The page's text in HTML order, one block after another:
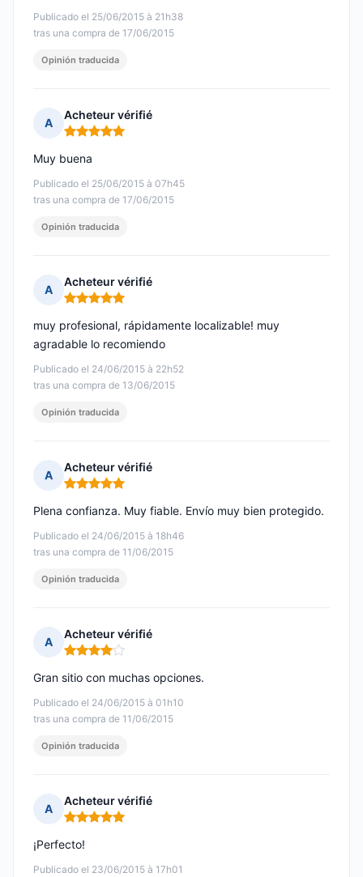
Publicado el 25/06/2015 à 21h38
tras una compra de 17/06/2015
Opinión traducida
A
Acheteur vérifié
Nota: 5 de 5
Publicado el 25/06/2015 à 07h45
tras una compra de 17/06/2015
Muy buena
Opinión traducida
A
Acheteur vérifié
Nota: 5 de 5
Publicado el 24/06/2015 à 22h52
tras una compra de 13/06/2015
muy profesional, rápidamente localizable! muy
agradable lo recomiendo
Opinión traducida
A
Acheteur vérifié
Nota: 5 de 5
Publicado el 24/06/2015 à 18h46
tras una compra de 11/06/2015
Plena confianza. Muy fiable. Envío muy bien protegido.
Opinión traducida
A
Acheteur vérifié
Nota: 4 de 5
Publicado el 24/06/2015 à 01h10
tras una compra de 11/06/2015
Gran sitio con muchas opciones.
Opinión traducida
A
Acheteur vérifié
Nota: 5 de 5
Publicado el 23/06/2015 à 17h01
¡Perfecto!